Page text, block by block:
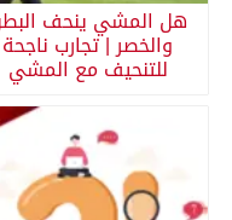
هل المشي ينحف
والخصر | تجارب ناجحة
للتنحيف مع المشي